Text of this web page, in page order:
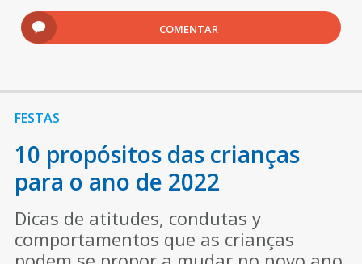
COMENTAR
FESTAS
10 propósitos das crianças
para o ano de 2022
Dicas de atitudes, condutas y
comportamentos que as crianças